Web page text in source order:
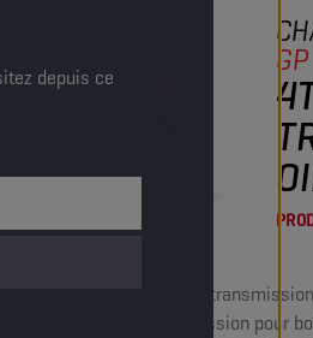
depuis ce
GP
Cette huile de
très haute pression pour